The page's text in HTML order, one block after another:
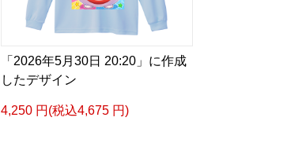
「2026年5月30日 20:20」に作成
したデザイン
4,250 円(税込4,675 円)